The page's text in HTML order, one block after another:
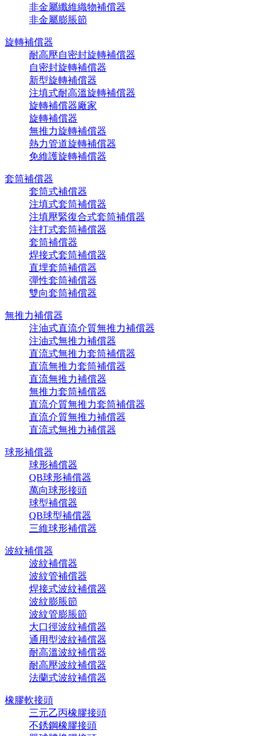
非金屬纖維織物補償器
非金屬膨脹節
旋轉補償器
耐高壓自密封旋轉補償器
自密封旋轉補償器
新型旋轉補償器
注填式耐高溫旋轉補償器
旋轉補償器廠家
旋轉補償器
無推力旋轉補償器
熱力管道旋轉補償器
免維護旋轉補償器
套筒補償器
套筒式補償器
注填式套筒補償器
注填壓緊復合式套筒補償器
注打式套筒補償器
套筒補償器
焊接式套筒補償器
直埋套筒補償器
彈性套筒補償器
雙向套筒補償器
無推力補償器
注油式直流介質無推力補償器
注油式無推力補償器
直流式無推力套筒補償器
直流無推力套筒補償器
直流無推力補償器
無推力套筒補償器
直流介質無推力套筒補償器
直流介質無推力補償器
直流式無推力補償器
球形補償器
球形補償器
QB球形補償器
萬向球形接頭
球型補償器
QB球型補償器
三維球形補償器
波紋補償器
波紋補償器
波紋管補償器
焊接式波紋補償器
波紋膨脹節
波紋管膨脹節
大口徑波紋補償器
通用型波紋補償器
耐高溫波紋補償器
耐高壓波紋補償器
法蘭式波紋補償器
橡膠軟接頭
三元乙丙橡膠接頭
不銹鋼橡膠接頭